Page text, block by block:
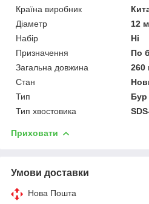
Країна виробник
Діаметр
12
Набір
Ні
Призначення
По
Загальна довжина
260
Стан
Тип
Бур
Тип хвостовика
Приховати
Умови доставки
Нова Пошта